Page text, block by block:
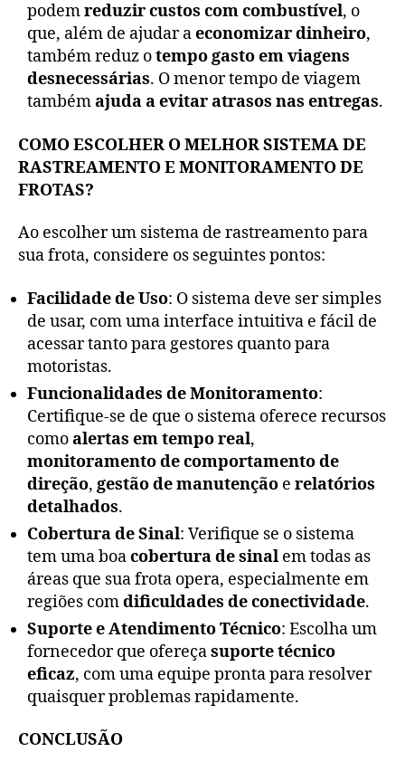
podemreduzir custos com combustível, o
que, além de ajudar aeconomizar dinheiro,
também reduz otempo gasto em viagens
desnecessárias. O menor tempo de viagem
tambémajuda a evitar atrasos nas entregas.
COMO ESCOLHER O MELHOR SISTEMA DE
RASTREAMENTO E MONITORAMENTO DE
FROTAS?
Ao escolher um sistema de rastreamento para
sua frota, considere os seguintes pontos:
Facilidade de Uso: O sistema deve ser simples
de usar, com uma interface intuitiva e fácil de
acessar tanto para gestores quanto para
motoristas.
Funcionalidades de Monitoramento:
Certifique-se de que o sistema oferece recursos
comoalertas em tempo real,
monitoramento de comportamento de
direção, gestão de manutenção e relatórios
detalhados.
Cobertura de Sinal: Verifique se o sistema
tem uma boacobertura de sinal em todas as
áreas que sua frota opera, especialmente em
regiões comdificuldades de conectividade.
Suporte e Atendimento Técnico: Escolha um
fornecedor que ofereçasuporte técnico
eficaz, com uma equipe pronta para resolver
quaisquer problemas rapidamente.
CONCLUSÃO